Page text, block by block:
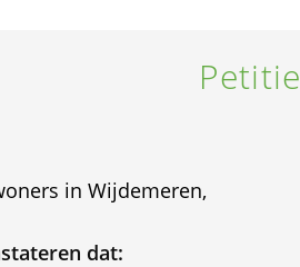
Petitie
in Wijdemeren,
dat: